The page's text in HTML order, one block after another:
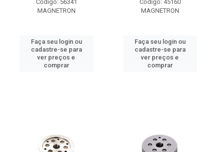
Código: 56341
MAGNETRON
Faça seu login ou
cadastre-se para
ver preços e
comprar
Código: 45160
MAGNETRON
Faça seu login ou
cadastre-se para
ver preços e
comprar